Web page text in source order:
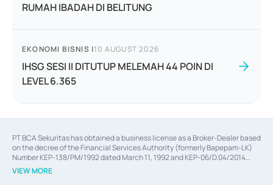
RUMAH IBADAH DI BELITUNG
EKONOMI BISNIS |10 AUGUST 2026
IHSG SESI II DITUTUP MELEMAH 44 POIN DI
LEVEL 6.365
PT BCA Sekuritas has obtained a business license as a Broker-Dealer based
on the decree of the Financial Services Authority (formerly Bapepam-LK)
Number KEP-138/PM/1992 dated March 11, 1992 and KEP-06/D.04/2014
dated February 28, 2014, a business license as an Underwriter based on the
decree of the Financial Services Authority Number KEP-12/PM/PEE/1997
VIEW MORE